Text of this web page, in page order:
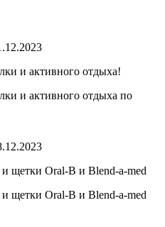
и активного отдыха!
и активного отдыха по
щетки Oral-B и Blend-a-med
щетки Oral-B и Blend-a-med